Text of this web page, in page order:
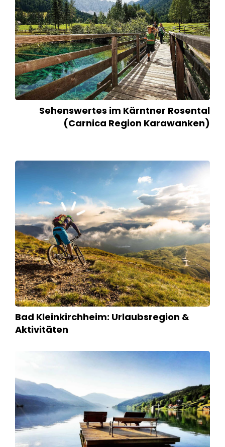
Sehenswertes im Kärntner Rosental
(Carnica Region Karawanken)
Bad Kleinkirchheim: Urlaubsregion &
Aktivitäten